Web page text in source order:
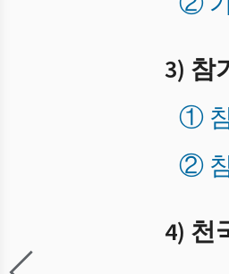
3) 참
①
②
4) 천